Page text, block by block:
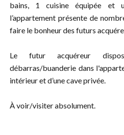
bains, 1 cuisine équipée et
l’appartement présente de
faire le bonheur des futurs
Le futur acquéreur
débarras/buanderie dans
intérieur et d’une cave privée.
À voir/visiter absolument.